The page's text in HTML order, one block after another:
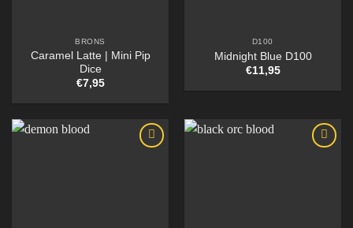
BRONS
Caramel Latte | Mini Pip
Dice
€7,95
D100
Midnight Blue D100
€11,95